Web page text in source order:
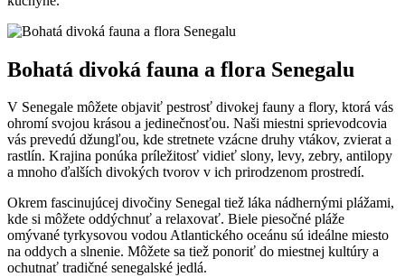
Bohatá divoká fauna a flora Senegalu
V Senegale môžete objaviť pestrosť divokej fauny a flory, ktorá vás
ohromí svojou krásou a jedinečnosťou. Naši miestni sprievodcovia
vás prevedú džungľou, kde stretnete vzácne druhy vtákov, zvierat a
rastlín. Krajina ponúka príležitosť vidieť slony, levy, zebry, antilopy
a mnoho ďalších divokých tvorov v ich prirodzenom prostredí.
Okrem fascinujúcej divočiny Senegal tiež láka nádhernými plážami,
kde si môžete oddýchnuť a relaxovať. Biele piesočné pláže
omývané tyrkysovou vodou Atlantického oceánu sú ideálne miesto
na oddych a slnenie. Môžete sa tiež ponoriť do miestnej kultúry a
ochutnať tradičné senegalské jedlá.